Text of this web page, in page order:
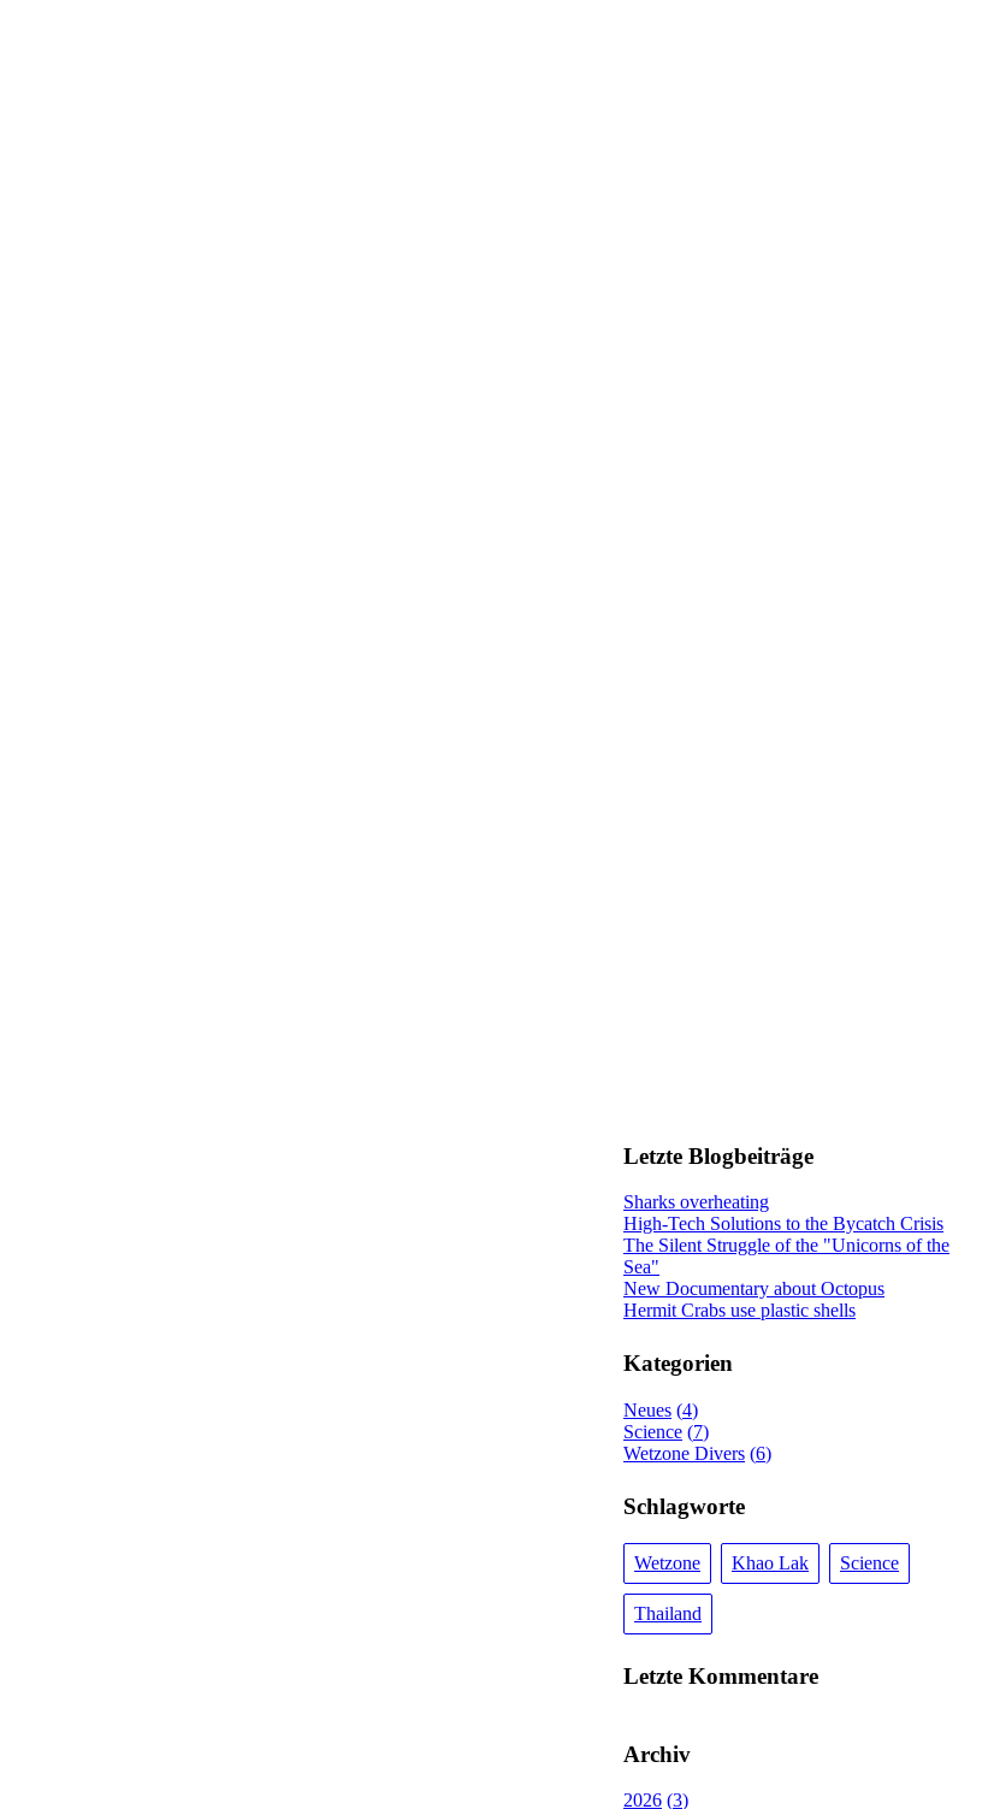
Letzte Blogbeiträge
Sharks overheating
High-Tech Solutions to the Bycatch Crisis
The Silent Struggle of the "Unicorns of the
Sea"
New Documentary about Octopus
Hermit Crabs use plastic shells
Kategorien
Neues 4
Science 7
Wetzone Divers 6
Schlagworte
Wetzone Khao Lak Science
Thailand
Letzte Kommentare
Archiv
2026 3